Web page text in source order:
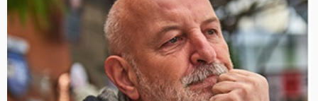
naar
inhoud